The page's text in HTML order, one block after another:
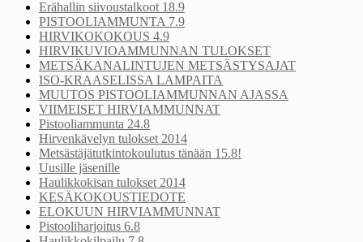
Erähallin siivoustalkoot 18.9
PISTOOLIAMMUNTA 7.9
HIRVIKOKOKOUS 4.9
HIRVIKUVIOAMMUNNAN TULOKSET
METSÄKANALINTUJEN METSÄSTYSAJAT
ISO-KRAASELISSA LAMPAITA
MUUTOS PISTOOLIAMMUNNAN AJASSA
VIIMEISET HIRVIAMMUNNAT
Pistooliammunta 24.8
Hirvenkävelyn tulokset 2014
Metsästäjätutkintokoulutus tänään 15.8!
Uusille jäsenille
Haulikkokisan tulokset 2014
KESÄKOKOUSTIEDOTE
ELOKUUN HIRVIAMMUNNAT
Pistooliharjoitus 6.8